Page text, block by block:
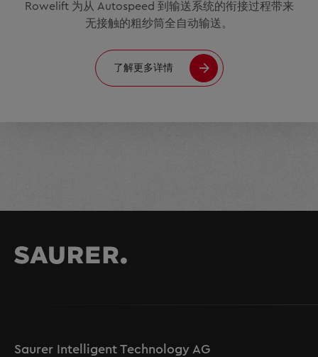
Rowelift 为从 Autospeed 到输送系统的衔接过程带来
无接触的粗纱筒全自动输送。
了解更多详情
Saurer Intelligent Technology AG